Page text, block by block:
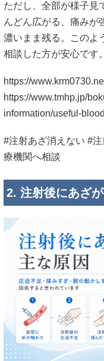
ただし、全部が様子見
んどん広がる、痛みが
濃いまま残る。このよ
相談した方が安心です。
https://
https://www.tmhp.jp/
information/useful-
#注射あざ消えない #
療機関へ相談
2. 注射後にあざ